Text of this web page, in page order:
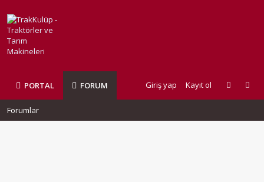
PORTAL FORUM Giriş yap Kayıt ol
Forumlar